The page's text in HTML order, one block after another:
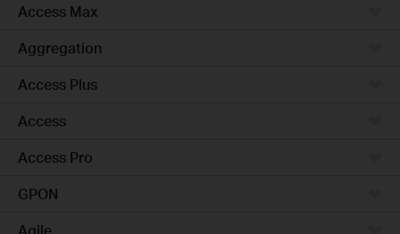
Access Max
Aggregation
Access Plus
Access
Access Pro
GPON
Agile